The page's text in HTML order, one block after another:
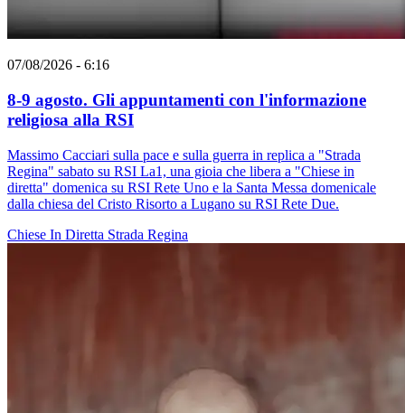
07/08/2026 - 6:16
8-9 agosto. Gli appuntamenti con l'informazione
religiosa alla RSI
Massimo Cacciari sulla pace e sulla guerra in replica a "Strada
Regina" sabato su RSI La1, una gioia che libera a "Chiese in
diretta" domenica su RSI Rete Uno e la Santa Messa domenicale
dalla chiesa del Cristo Risorto a Lugano su RSI Rete Due.
Chiese In Diretta Strada Regina